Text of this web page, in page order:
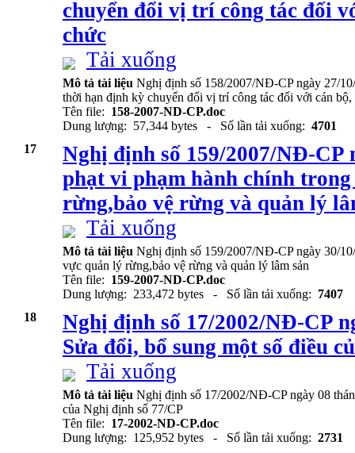
chuyển đổi vị trí công tác đối
chức
Tải xuống
Mô tả tài liệu Nghị định số 158/2007/NĐ-CP ngày 27/
thời hạn định kỳ chuyển đổi vị trí công tác đối với cán
Tên file: 158-2007-ND-CP.doc
Dung lượng: 57,344 bytes - Số lần tải xuống: 4701
17
Nghị định số 159/2007/NĐ-CP
phạt vi phạm hành chính
rừng,bảo vệ rừng và quản lý
Tải xuống
Mô tả tài liệu Nghị định số 159/2007/NĐ-CP ngày 30/
vực quản lý rừng,bảo vệ rừng và quản lý lâm sản
Tên file: 159-2007-ND-CP.doc
Dung lượng: 233,472 bytes - Số lần tải xuống: 7407
18
Nghị định số 17/2002/NĐ-CP
Sửa đổi, bổ sung một số điều
Tải xuống
Mô tả tài liệu Nghị định số 17/2002/NĐ-CP ngày 08
của Nghị định số 77/CP
Tên file: 17-2002-ND-CP.doc
Dung lượng: 125,952 bytes - Số lần tải xuống: 2731